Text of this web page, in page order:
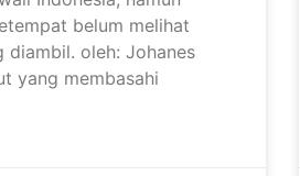
belum melihat
diambil. oleh: Johanes
yang membasahi